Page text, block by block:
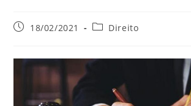
18/02/2021 Direito